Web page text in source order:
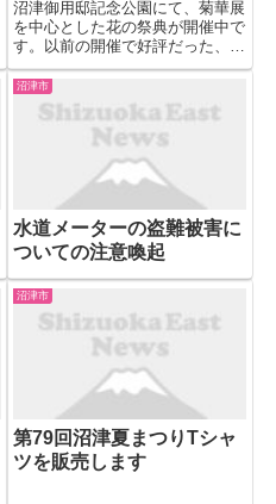
沼津御用邸記念公園にて、菊華展
を中心とした花の祭典が開催中で
す。以前の開催で好評だった、竹
のインスタレーションアートや夜
間ライトアップ、今年９月に青森
で開催された「第16回みなとオ
アシスSea級グルメ全国大会inあ
おもり」で優勝した沼津あじ...
沼津市
水道メーターの盗難被害に
ついての注意喚起
沼津市
第79回沼津夏まつりTシャ
ツを販売します